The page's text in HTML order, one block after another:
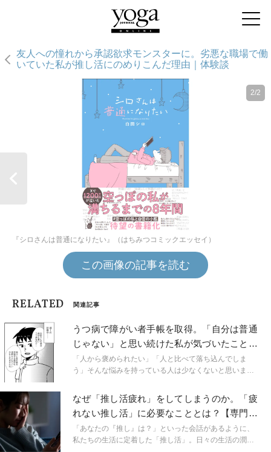
友人への憧れから承認欲求モンスターに。劣悪な職場で働
いていた私が推し活にのめりこんだ理由｜体験談
2/2
『シロさんは普通になりたい』（はちみつコミックエッセイ）
この画像の記事を読む
RELATED 関連記事
うつ病で障がい者手帳を取得。「自分は普通
じゃない」と思い続けた私が気づいたこと
【経験談】
「人から褒められたい」「人と比べて落ち込んでしま
う」そんな悩みを持っている人は少なくないと思いま
エッセイ）の作者である白田シロさんも、小さい頃から
自分に自信がなく、自身の中の承認欲求モンスターに振
りまわされてきました。就職してからは、劣悪な環境の
職場で働く中で、心身に不調が生じ始め、重度のうつ病
の診断を受けます。その後は障がい者手帳を取得するこ
なぜ「推し活疲れ」をしてしまうのか。「疲
れない推し活」に必要なこととは？【専門家
に聞く】
「あなたの『推し』は？」といった会話があるように、
私たちの生活に定着した「推し活」。日々の生活の潤い